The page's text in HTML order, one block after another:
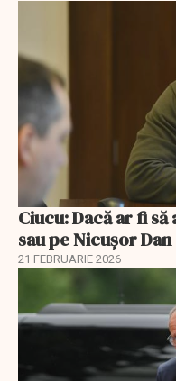
Ciucu: Dacă ar fi să
sau pe Nicușor Dan
21 FEBRUARIE 2026